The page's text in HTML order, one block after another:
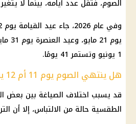
الصوم، فتقل عدد أيامه، بينما لا
يوم
1 يونيو وتستمر 41 يومًا.
هل ينتهي الصوم يوم 11 أم 12 يوليو؟
قد يسبب اختلاف الصياغة بين بعض
الطقسية حالة من الالتباس، إلا أن